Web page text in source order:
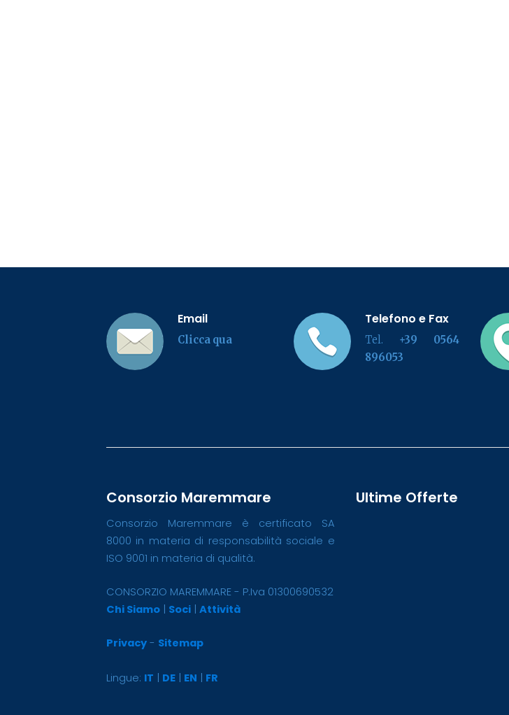
Email
Clicca qua
Telefono e Fax
Tel. +39 0564
896053
Consorzio Maremmare
Consorzio Maremmare è certificato SA
8000 in materia di responsabilità sociale e
ISO 9001 in materia di qualità.
CONSORZIO MAREMMARE - P.Iva 01300690532
Chi Siamo
Soci Attività
Privacy - Sitemap
Lingue: IT DE EN FR
Ultime Offerte